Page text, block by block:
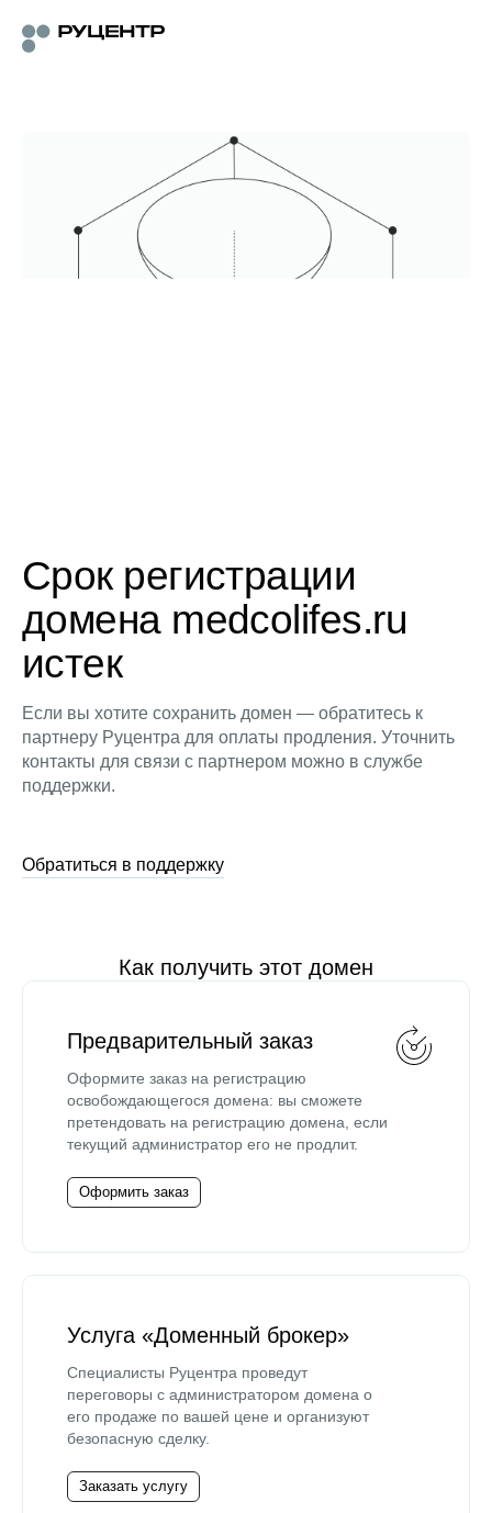
Срок регистрации
домена medcolifes.ru
истек
Если вы хотите сохранить домен — обратитесь к
партнеру Руцентра для оплаты продления. Уточнить
контакты для связи с партнером можно в службе
поддержки.
Обратиться в поддержку
Как получить этот домен
Предварительный заказ
Оформите заказ на регистрацию
освобождающегося домена: вы сможете
претендовать на регистрацию домена, если
текущий администратор его не продлит.
Оформить заказ
Услуга «Доменный брокер»
Специалисты Руцентра проведут
переговоры с администратором домена о
его продаже по вашей цене и организуют
безопасную сделку.
Заказать услугу